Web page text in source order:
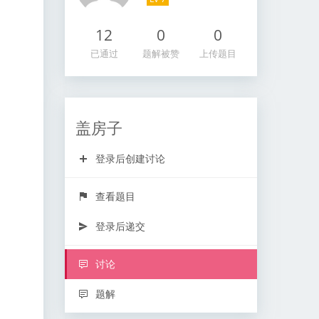
12
已通过
0
题解被赞
0
上传题目
盖房子
登录后创建讨论
查看题目
登录后递交
讨论
题解